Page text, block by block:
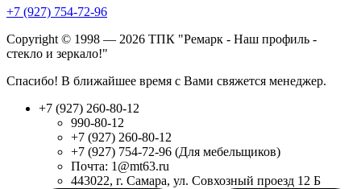
+7 (927) 754-72-96
Copyright © 1998 — 2026 ТПК "Ремарк - Наш профиль -
стекло и зеркало!"
Спасибо! В ближайшее время с Вами свяжется менеджер.
+7 (927) 260-80-12
990-80-12
+7 (927) 260-80-12
+7 (927) 754-72-96 (Для мебельщиков)
Почта: 1@mt63.ru
443022, г. Самара, ул. Совхозный проезд 12 Б